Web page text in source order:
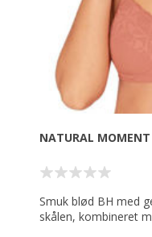
NATURAL MOMENT
Smuk blød BH med
skålen, kombineret